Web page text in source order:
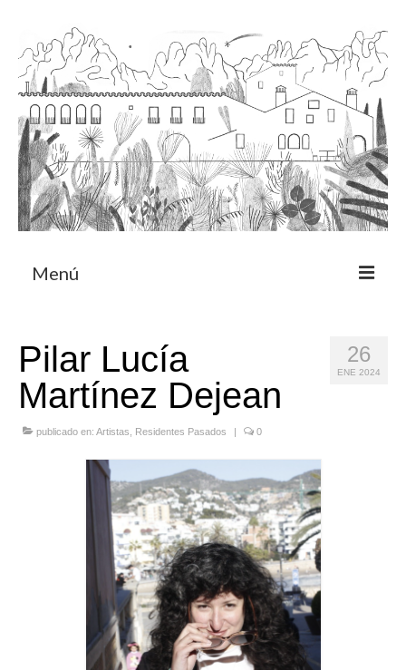
Menú
Programa de residencia
CRUCERO
Quedate con nosotras
26
ENE 2024
Pilar Lucía
Martínez Dejean
publicado en: Artistas Residentes Pasados | 0